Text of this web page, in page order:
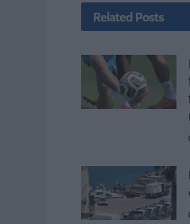
Related Posts